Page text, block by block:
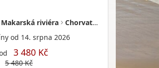
Makarská riviéra
Chorvatsko
od 14. srpna 2026
3 480 Kč
5 480 Kč